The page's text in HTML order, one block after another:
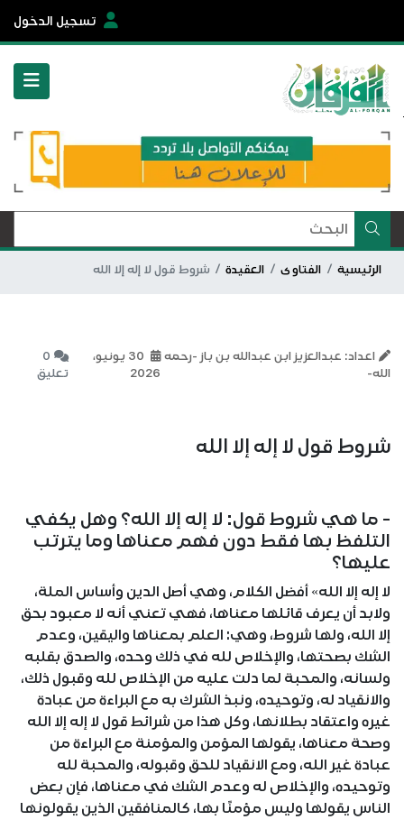
تسجيل الدخول
الرئيسية الفتاوى العقيدة شروط قول لا إله إلا الله
اعداد: عبدالعزيز ابن عبدالله بن باز -رحمه
الله-
30 يونيو،
2026
0
تعليق
شروط قول لا إله إلا الله
- ما هي شروط قول: لا إله إلا الله؟ وهل يكفي
التلفظ بها فقط دون فهم معناها وما يترتب
عليها؟
لا إله إلا الله» أفضل الكلام، وهي أصل الدين وأساس الملة،
ولابد أن يعرف قائلها معناها، فهي تعني أنه لا معبود بحق
إلا الله، ولها شروط، وهي: العلم بمعناها واليقين، وعدم
الشك بصحتها، والإخلاص لله في ذلك وحده، والصدق بقلبه
ولسانه، والمحبة لما دلت عليه من الإخلاص لله وقبول ذلك،
والانقياد له، وتوحيده، ونبذ الشرك به مع البراءة من عبادة
غيره واعتقاد بطلانها، وكل هذا من شرائط قول لا إله إلا الله
وصحة معناها، يقولها المؤمن والمؤمنة مع البراءة من
عبادة غير الله، ومع الانقياد للحق وقبوله، والمحبة لله
وتوحيده، والإخلاص له وعدم الشك في معناها، فإن بعض
الناس يقولها وليس مؤمنًا بها، كالمنافقين الذين يقولونها